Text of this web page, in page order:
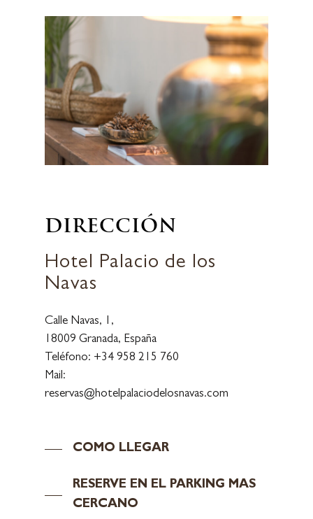
DIRECCIÓN
Hotel Palacio de los
Navas
Calle Navas, 1,
18009 Granada, España
Teléfono: +34 958 215 760
Mail:
reservas@hotelpalaciodelosnavas.com
COMO LLEGAR
RESERVE EN EL PARKING MAS
CERCANO
18009 Granada, España
0034 958 215 760